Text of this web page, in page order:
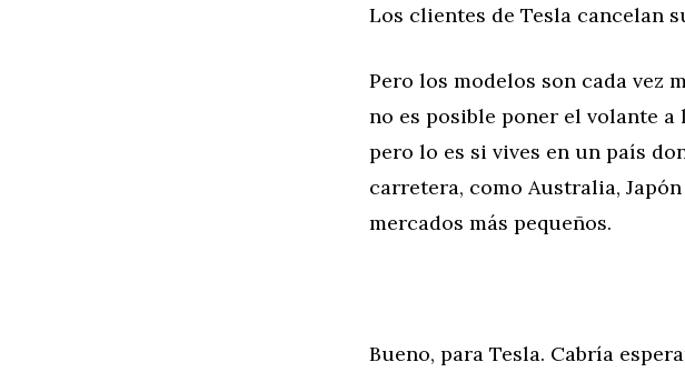
Los clientes de Tesla cancelan
Pero los modelos son cada vez
no es posible poner el volante
pero lo es si vives en un país
carretera, como Australia,
mercados más pequeños.
Bueno, para Tesla. Cabría